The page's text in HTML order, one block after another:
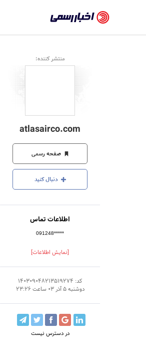
رسمی
-
اخبار
شرکت‌ها،
سازمان‌ها
و
روابط
عمومی‌ها
منتشر کننده:
atlasairco.com
صفحه رسمی
دنبال کنید
اطلاعات تماس
091248*****
[نمایش اطلاعات]
کد: 140309048213519274
دوشنبه 5 آذر 03 ساعت 23:26
در دسترس نیست